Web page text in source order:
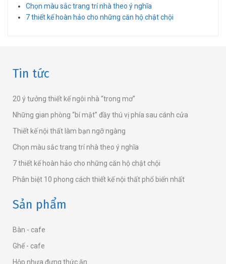
Chọn màu sắc trang trí nhà theo ý nghĩa
7 thiết kế hoàn hảo cho những căn hộ chật chội
Tin tức
20 ý tưởng thiết kế ngôi nhà “trong mơ”
Những gian phòng “bí mật” đầy thú vị phía sau cánh cửa
Thiết kế nội thất làm bạn ngỡ ngàng
Chọn màu sắc trang trí nhà theo ý nghĩa
7 thiết kế hoàn hảo cho những căn hộ chật chội
Phân biệt 10 phong cách thiết kế nội thất phổ biến nhất
Sản phẩm
Bàn - cafe
Ghế - cafe
Hộp nhựa đựng thức ăn